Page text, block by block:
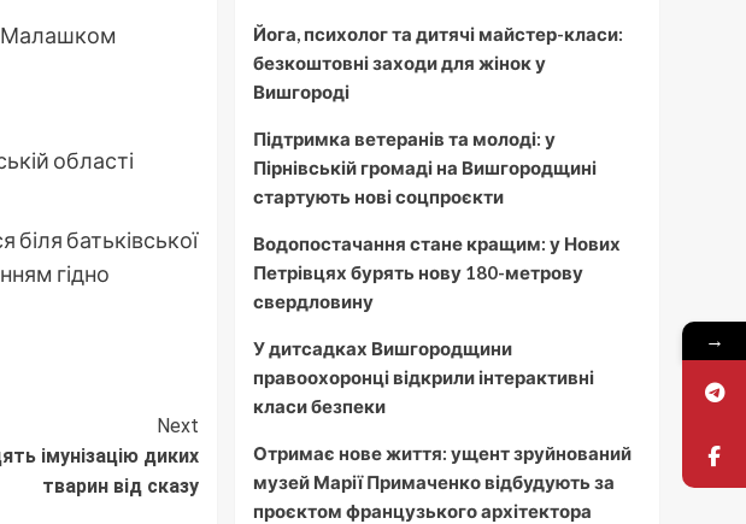
Малашком
області
біля батьківської
гідно
Next
імунізацію диких
тварин від сказу
Йога, психолог та дитячі майстер-класи:
безкоштовні заходи для жінок у
Вишгороді
Підтримка ветеранів та молоді: у
Пірнівській громаді на Вишгородщині
стартують нові соцпроєкти
Водопостачання стане кращим: у Нових
Петрівцях бурять нову 180-метрову
свердловину
У дитсадках Вишгородщини
правоохоронці відкрили інтерактивні
класи безпеки
Отримає нове життя: ущент зруйнований
музей Марії Примаченко відбудують за
проєктом французького архітектора
→